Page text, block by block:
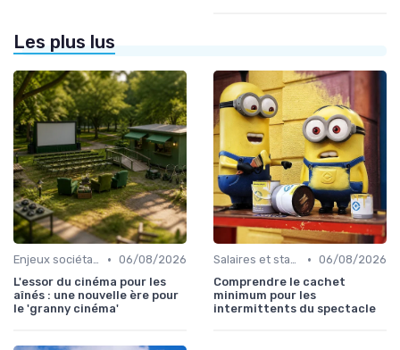
Les plus lus
Enjeux sociétaux et environnementaux • 06/08/2026
L'essor du cinéma pour les
aînés : une nouvelle ère pour
le 'granny cinéma'
Salaires et statut d'intermittent • 06/08/2026
Comprendre le cachet
minimum pour les
intermittents du spectacle